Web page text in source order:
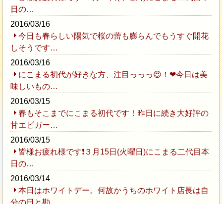
日の…
2016/03/16
今日も春らしい陽気で桜の蕾も膨らんでもうすぐ開花
しそうです…
2016/03/16
にこまる初代が好きな方、注目っっっ😍！❤今日は美
味しいもの…
2016/03/15
春もそこまでにこまる初代です！昨日に続き大好評の
甘エビガー…
2016/03/15
皆様お疲れ様です❗３月15日(火曜日)にこまる二代目本
日の…
2016/03/14
本日はホワイトデー。何故かうちのホワイト店長は自
分の日と勘…